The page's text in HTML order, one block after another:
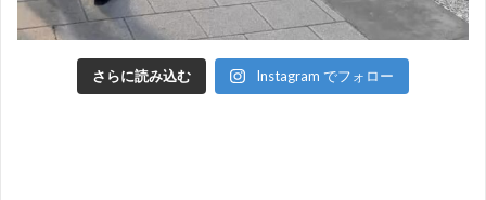
さらに読み込む Instagram でフォロー